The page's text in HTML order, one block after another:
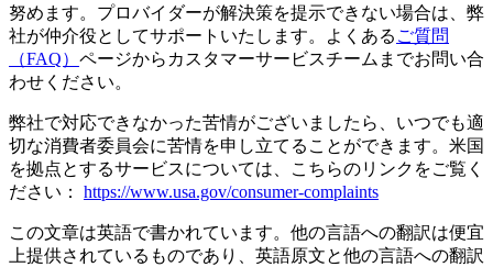
努めます。プロバイダーが解決策を提示できない場合は、弊
社が仲介役としてサポートいたします。よくある ご質問
（FAQ） ページからカスタマーサービスチームまでお問い合
わせください。
弊社で対応できなかった苦情がございましたら、いつでも適
切な消費者委員会に苦情を申し立てることができます。米国
を拠点とするサービスについては、こちらのリンクをご覧く
ださい： https://www.usa.gov/consumer-complaints
この文章は英語で書かれています。他の言語への翻訳は便宜
上提供されているものであり、英語原文と他の言語への翻訳